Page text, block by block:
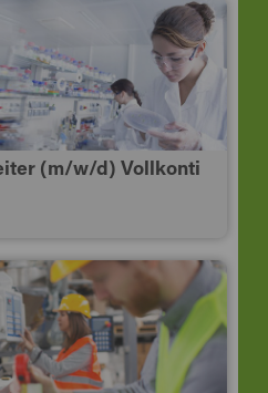
(m/w/d) Vollkonti